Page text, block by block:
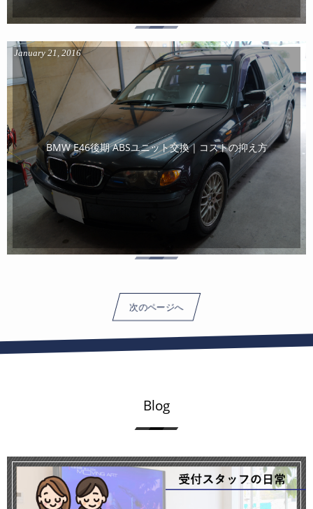
BMW E46後期 ABSユニット交換｜コストの抑え方
January 21 2016
次のページへ
Blog